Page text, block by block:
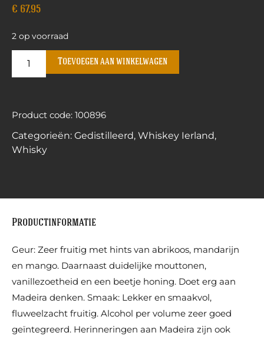
€ 67,95
2 op voorraad
Toevoegen aan winkelwagen
Product code: 100896
Categorieën: Gedistilleerd, Whiskey Ierland,
Whisky
Productinformatie
Geur: Zeer fruitig met hints van abrikoos, mandarijn
en mango. Daarnaast duidelijke mouttonen,
vanillezoetheid en een beetje honing. Doet erg aan
Madeira denken. Smaak: Lekker en smaakvol,
fluweelzacht fruitig. Alcohol per volume zeer goed
geïntegreerd. Herinneringen aan Madeira zijn ook